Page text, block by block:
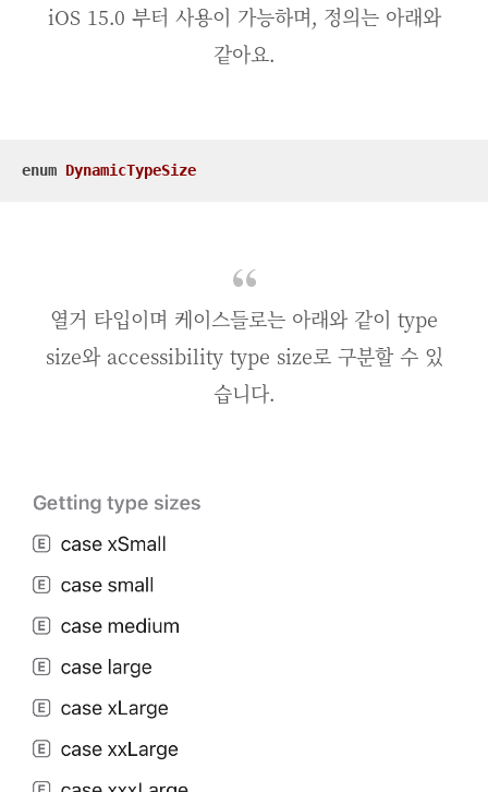
iOS 15.0 부터 사용이 가능하며, 정의는 아래와
같아요.
enum DynamicTypeSize
열거 타입이며 케이스들로는 아래와 같이 type
size와 accessibility type size로 구분할 수 있
습니다.